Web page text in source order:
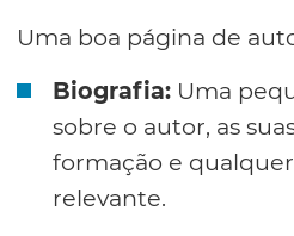
Uma boa página de
Biografia: Uma
sobre o autor, as
formação e
relevante.